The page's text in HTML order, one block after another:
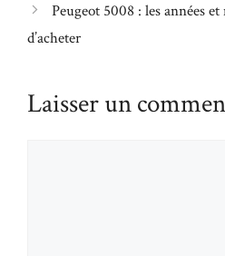
Peugeot 5008 : les années
d’acheter
Laisser un